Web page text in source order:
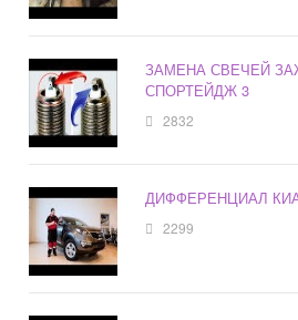
ЗАМЕНА СВЕЧЕЙ
СПОРТЕЙДЖ 3
2832
ДИФФЕРЕНЦИАЛ
2299